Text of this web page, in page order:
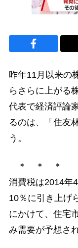
昨年11月以来の
らさらに上がる
代表で経済評論
るのは、「住友
う。
＊ ＊ ＊
消費税は2014年
10％に引き上げ
にかけて、住宅
み需要が予想され